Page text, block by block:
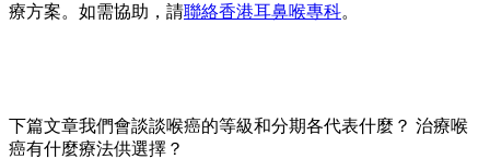
療方案。如需協助，請聯絡香港耳鼻喉專科。
下篇文章我們會談談喉癌的等級和分期各代表什麼？ 治療喉
癌有什麼療法供選擇？